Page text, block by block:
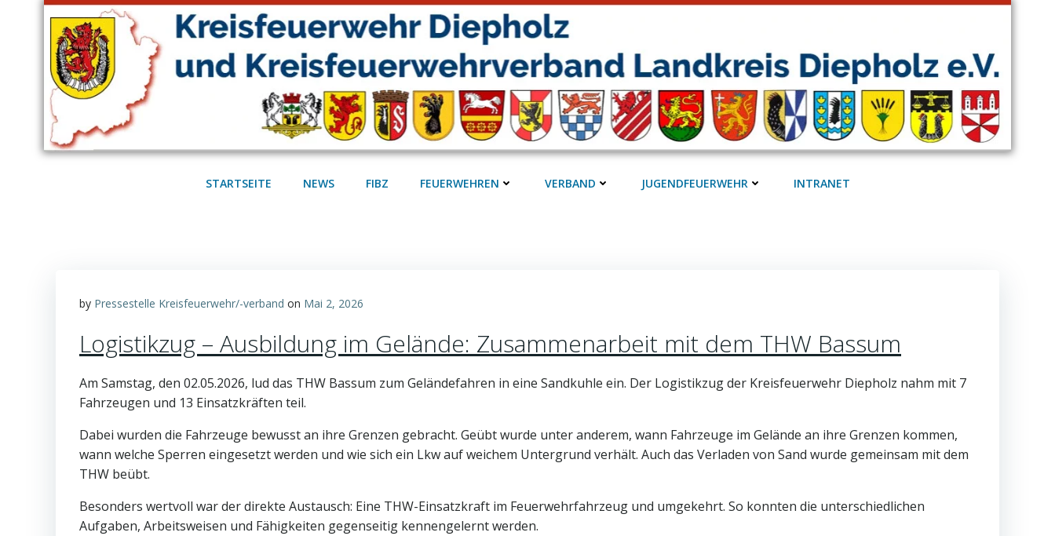
STARTSEITE NEWS FIBZ FEUERWEHREN VERBAND JUGENDFEUERWEHR INTRANET
by Pressestelle Kreisfeuerwehr/-verband on Mai 2, 2026
Logistikzug – Ausbildung im Gelände: Zusammenarbeit mit dem THW Bassum
Am Samstag, den 02.05.2026, lud das THW Bassum zum Geländefahren in eine Sandkuhle ein. Der Logistikzug der Kreisfeuerwehr Diepholz nahm mit 7
Fahrzeugen und 13 Einsatzkräften teil.
Dabei wurden die Fahrzeuge bewusst an ihre Grenzen gebracht. Geübt wurde unter anderem, wann Fahrzeuge im Gelände an ihre Grenzen kommen,
wann welche Sperren eingesetzt werden und wie sich ein Lkw auf weichem Untergrund verhält. Auch das Verladen von Sand wurde gemeinsam mit dem
THW beübt.
Besonders wertvoll war der direkte Austausch: Eine THW-Einsatzkraft im Feuerwehrfahrzeug und umgekehrt. So konnten die unterschiedlichen
Aufgaben, Arbeitsweisen und Fähigkeiten gegenseitig kennengelernt werden.